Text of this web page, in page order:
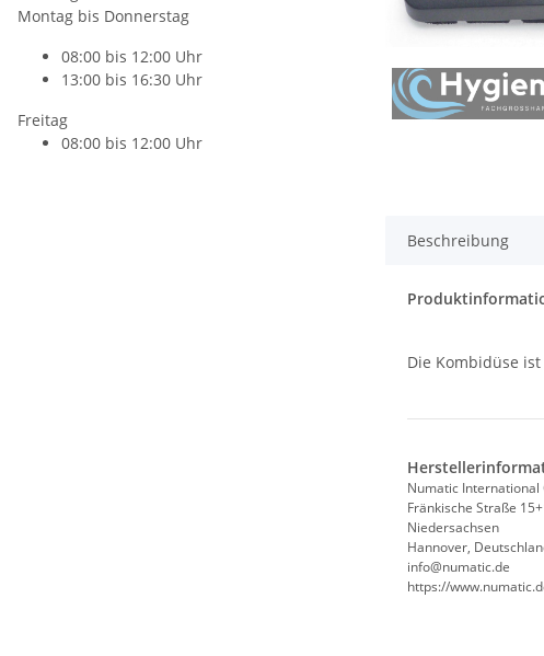
Beschreibung
Die Kombidüse
Numatic International
Fränkische Straße
Niedersachsen
Hannover,
info@numatic.de
https://
Montag bis Donnerstag
08:00 bis 12:00 Uhr
13:00 bis 16:30 Uhr
Freitag
08:00 bis 12:00 Uhr